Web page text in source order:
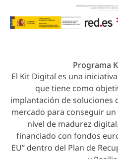
Programa
El Kit Digital es una
que tiene como
implantación de soluciones
mercado para conseguir
nivel de madurez
financiado con fondos
EU” dentro del Plan de